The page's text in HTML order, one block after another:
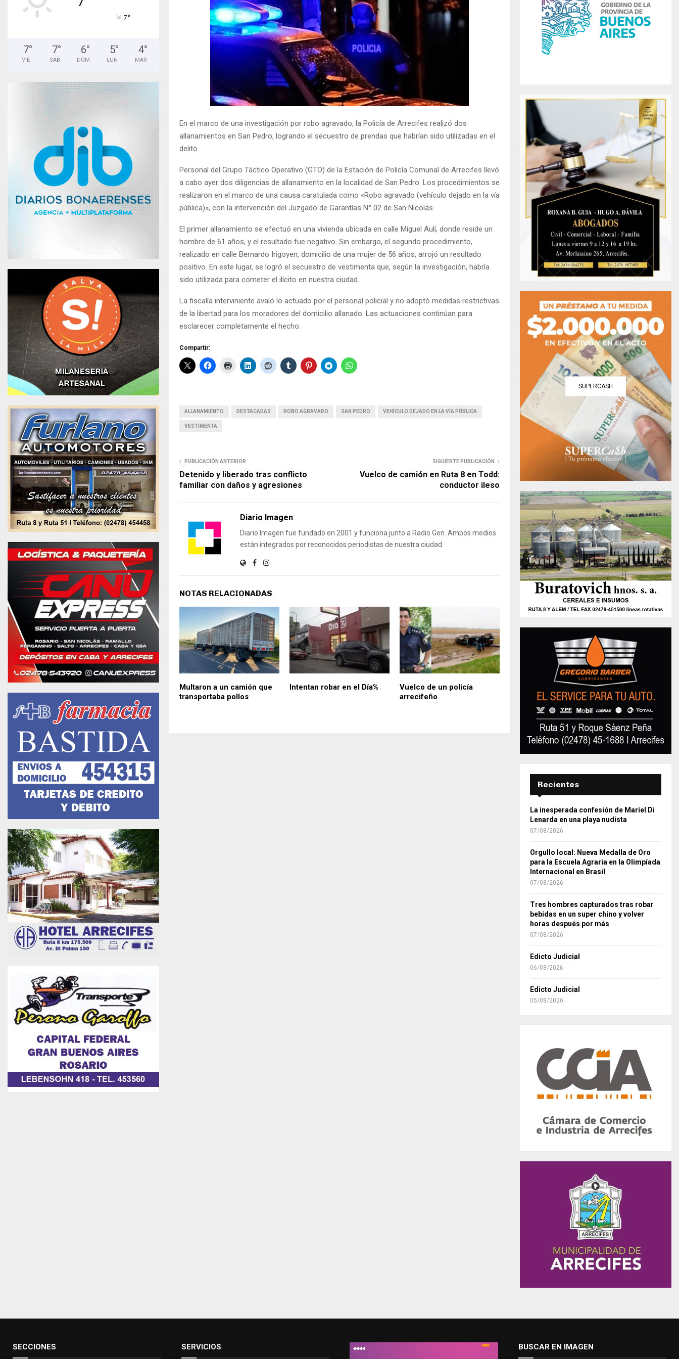
En el marco de una investigación por robo agravado, la Policía de Arrecifes realizó dos
allanamientos en San Pedro, logrando el secuestro de prendas que habrían sido utilizadas en el
delito.
Personal del Grupo Táctico Operativo (GTO) de la Estación de Policía Comunal de Arrecifes llevó
a cabo ayer dos diligencias de allanamiento en la localidad de San Pedro. Los procedimientos se
realizaron en el marco de una causa caratulada como «Robo agravado (vehículo dejado en la vía
pública)», con la intervención del Juzgado de Garantías N° 02 de San Nicolás.
El primer allanamiento se efectuó en una vivienda ubicada en calle Miguel Aulí, donde reside un
hombre de 61 años, y el resultado fue negativo. Sin embargo, el segundo procedimiento,
realizado en calle Bernardo Irigoyen, domicilio de una mujer de 56 años, arrojó un resultado
positivo. En este lugar, se logró el secuestro de vestimenta que, según la investigación, habría
sido utilizada para cometer el ilícito en nuestra ciudad.
La fiscalía interviniente avaló lo actuado por el personal policial y no adoptó medidas restrictivas
de la libertad para los moradores del domicilio allanado. Las actuaciones continúan para
esclarecer completamente el hecho.
Compartir:
ALLANAMIENTO DESTACADAS ROBO AGRAVADO SAN PEDRO VEHÍCULO DEJADO EN LA VÍA PÚBLICA
VESTIMENTA
PUBLICACIÓN ANTERIOR
Detenido y liberado tras conflicto
familiar con daños y agresiones
SIGUIENTE PUBLICACIÓN
Vuelco de camión en Ruta 8 en Todd:
conductor ileso
Diario Imagen
Diario Imagen fue fundado en 2001 y funciona junto a Radio Gen. Ambos medios
están integrados por reconocidos periodistas de nuestra ciudad.
NOTAS RELACIONADAS
Multaron a un camión que
transportaba pollos
Intentan robar en el Día%
Vuelco de un policía
arrecifeño
7°
7°
VIE
7°
SAB
6°
DOM
5°
LUN
4°
MAR
R
C
SUPERCASH
Recientes
La inesperada confesión de Mariel Di
Lenarda en una playa nudista
07/08/2026
Orgullo local: Nueva Medalla de Oro
para la Escuela Agraria en la Olimpíada
Internacional en Brasil
07/08/2026
Tres hombres capturados tras robar
bebidas en un super chino y volver
horas después por más
07/08/2026
Edicto Judicial
06/08/2026
Edicto Judicial
05/08/2026
SECCIONES SERVICIOS BUSCAR EN IMAGEN